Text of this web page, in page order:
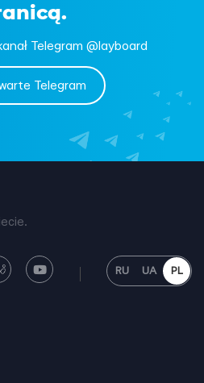
Telegram @layboard
Telegram
RU UA PL